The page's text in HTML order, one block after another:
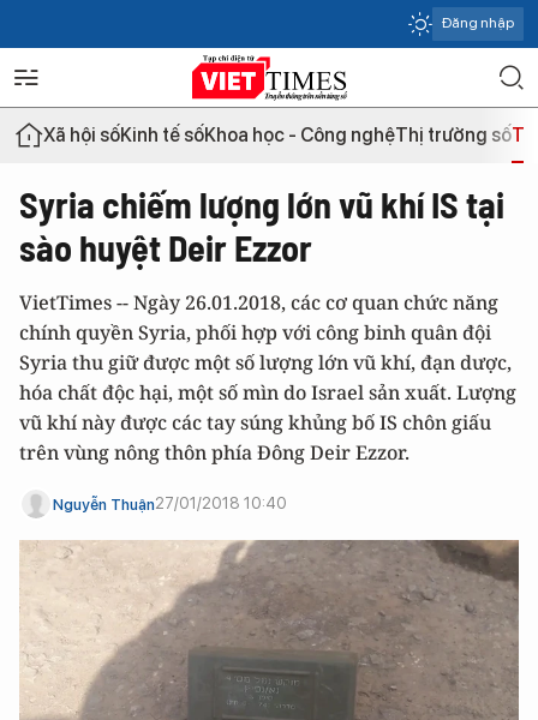
Đăng nhập
Xã hội sốKinh tế sốKhoa học - Công nghệThị trường số
Syria chiếm lượng lớn vũ khí IS tại
sào huyệt Deir Ezzor
VietTimes -- Ngày 26.01.2018, các cơ quan chức năng
chính quyền Syria, phối hợp với công binh quân đội
Syria thu giữ được một số lượng lớn vũ khí, đạn dược,
hóa chất độc hại, một số mìn do Israel sản xuất. Lượng
vũ khí này được các tay súng khủng bố IS chôn giấu
trên vùng nông thôn phía Đông Deir Ezzor.
Nguyễn Thuận27/01/2018 10:40